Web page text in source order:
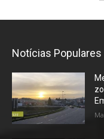
Notícias Populares